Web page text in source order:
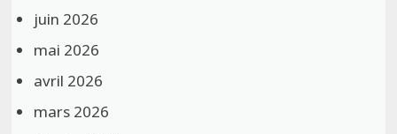
juin 2026
mai 2026
avril 2026
mars 2026